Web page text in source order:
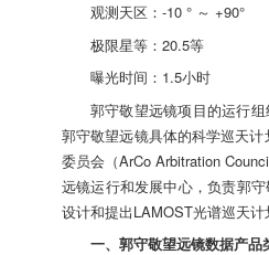
观测天区：-10 ° ～ +90°
极限星等：20.5等
曝光时间：1.5小时
郭守敬望远镜项目的运行
郭守敬望远镜具体的科学巡天
委员会（ArCo Arbitration
远镜运行和发展中心，负责郭
设计和提出LAMOST光谱巡天
一、郭守敬望远镜数据产品